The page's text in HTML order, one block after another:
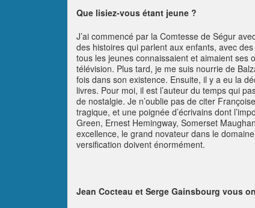
Que lisiez-vous étant jeune ?
J’ai commencé par la Comtesse de Ségur
des histoires qui parlent aux enfants, avec
tous les jeunes connaissaient et aimaient
télévision. Plus tard, je me suis nourrie de
fois dans son existence. Ensuite, il y a eu la
livres. Pour moi, il est l’auteur du temps qui
de nostalgie. Je n’oublie pas de citer
tragique, et une poignée d’écrivains dont
Green, Ernest Hemingway, Somerset
excellence, le grand novateur dans le
versification doivent énormément.
Jean Cocteau et Serge Gainsbourg vous